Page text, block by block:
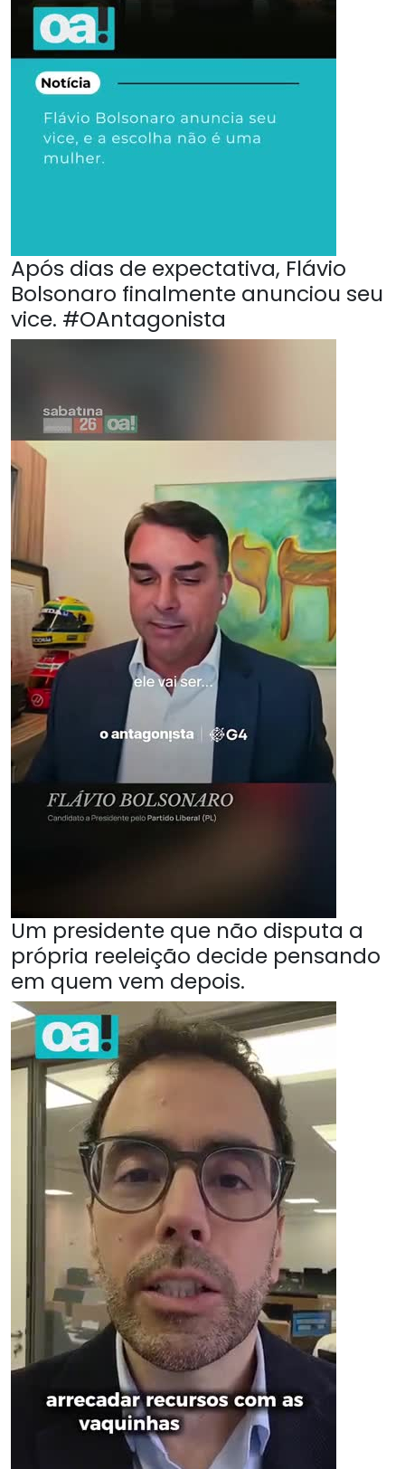
Após dias de expectativa, Flávio
Bolsonaro finalmente anunciou seu
vice. #OAntagonista
Um presidente que não disputa a
própria reeleição decide pensando
em quem vem depois.